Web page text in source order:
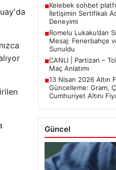
■Kelebek sohbet
İletişimin Sertifikalı
Deneyimi
■Romelu Lukaku’dan
Mesaj: Fenerbahçe
Sunuldu
■CANLI | Partizan –
Maç Anlatımı
■13 Nisan 2026 Altın
Güncelleme: Gram,
Cumhuriyet Altını
Güncel